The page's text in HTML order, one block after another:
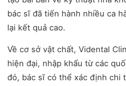
bác sĩ đã tiến hành nhiều ca
lại kết quả cao.
Về cơ sở vật chất, Vidental
hiện đại, nhập khẩu từ các
đó, bác sĩ có thể xác định chi